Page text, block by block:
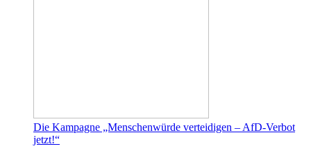
Die Kampagne „Menschenwürde verteidigen – AfD-Verbot
jetzt!“